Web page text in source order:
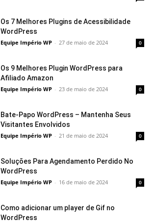
Os 7 Melhores Plugins de Acessibilidade
WordPress
Equipe Império WP - 27 de maio de 2024 0
Os 9 Melhores Plugin WordPress para
Afiliado Amazon
Equipe Império WP - 23 de maio de 2024 0
Bate-Papo WordPress – Mantenha Seus
Visitantes Envolvidos
Equipe Império WP - 21 de maio de 2024 0
Soluções Para Agendamento Perdido No
WordPress
Equipe Império WP - 16 de maio de 2024 0
Como adicionar um player de Gif no
WordPress